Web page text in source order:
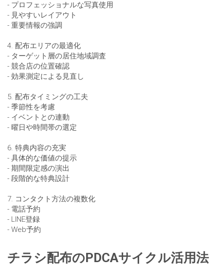
- プロフェッショナルな写真使用
- 見やすいレイアウト
- 重要情報の強調
4. 配布エリアの最適化
- ターゲット層の居住地域調査
- 競合店の位置確認
- 効果測定による見直し
5. 配布タイミングの工夫
- 季節性を考慮
- イベントとの連動
- 曜日や時間帯の選定
6. 特典内容の充実
- 具体的な価値の提示
- 期間限定感の演出
- 段階的な特典設計
7. コンタクト方法の複数化
- 電話予約
- LINE登録
- Web予約
チラシ配布のPDCAサイクル活用法